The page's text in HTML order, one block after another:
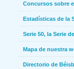
Concursos sobre
Estadísticas de la
Serie 50, la Serie
Mapa de nuestra
Directorio de